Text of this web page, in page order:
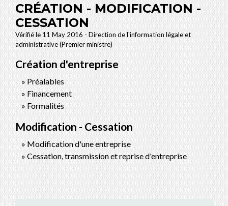
CRÉATION - MODIFICATION -
CESSATION
Vérifié le 11 May 2016 - Direction de l'information légale et
administrative (Premier ministre)
Création d'entreprise
Préalables
Financement
Formalités
Modification - Cessation
Modification d'une entreprise
Cessation, transmission et reprise d'entreprise